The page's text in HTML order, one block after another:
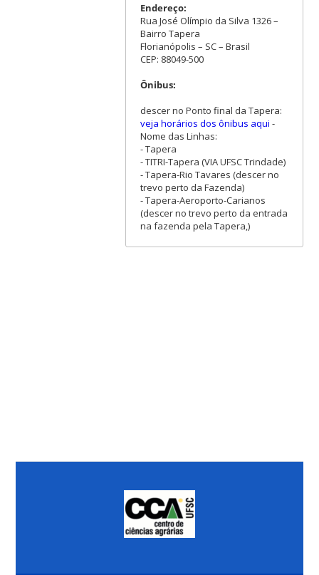
Endereço:
Rua José Olímpio da Silva 1326 –
Bairro Tapera
Florianópolis – SC – Brasil
CEP: 88049-500
Ônibus:
descer no Ponto final da Tapera:
veja horários dos ônibus aqui -
Nome das Linhas:
- Tapera
- TITRI-Tapera (VIA UFSC Trindade)
- Tapera-Rio Tavares (descer no
trevo perto da Fazenda)
- Tapera-Aeroporto-Carianos
(descer no trevo perto da entrada
na fazenda pela Tapera,)